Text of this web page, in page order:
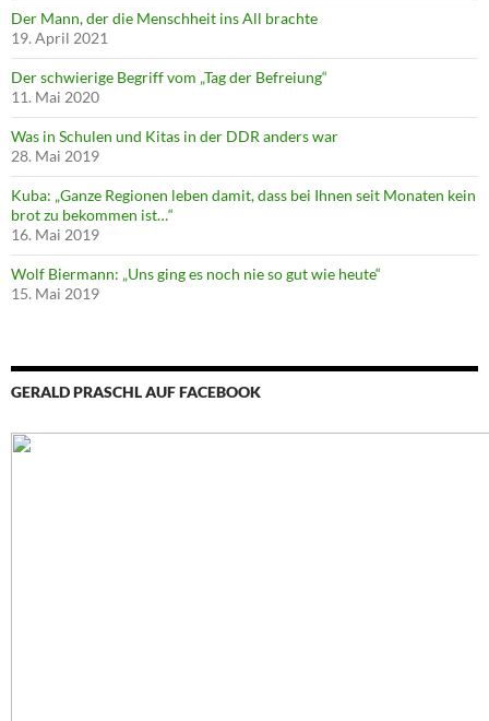
Der Mann, der die Menschheit ins All brachte
19. April 2021
Der schwierige Begriff vom „Tag der Befreiung“
11. Mai 2020
Was in Schulen und Kitas in der DDR anders war
28. Mai 2019
Kuba: „Ganze Regionen leben damit, dass bei Ihnen seit Monaten kein
brot zu bekommen ist…“
16. Mai 2019
Wolf Biermann: „Uns ging es noch nie so gut wie heute“
15. Mai 2019
GERALD PRASCHL AUF FACEBOOK